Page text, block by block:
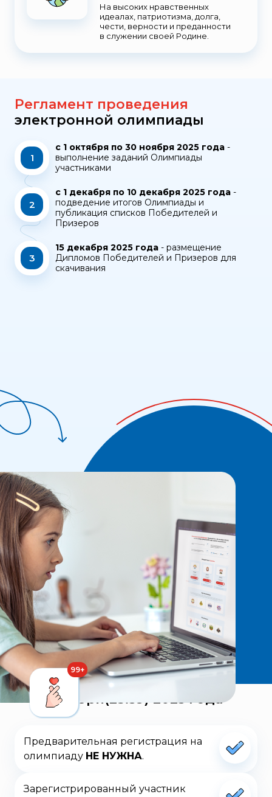
На высоких нравственных
идеалах, патриотизма, долга,
чести, верности и преданности
в служении своей Родине.
Регламент проведения
электронной олимпиады
1
с 1 октября по 30 ноября 2025 года -
выполнение заданий Олимпиады
участниками
2
с 1 декабря по 10 декабря 2025 года -
подведение итогов Олимпиады и
публикация списков Победителей и
Призеров
3
15 декабря 2025 года - размещение
Дипломов Победителей и Призеров для
скачивания
Электронная олимпиада
проводится
с 01 октября (00:01) по 30
ноября(23:59) 2025 года
Предварительная регистрация на
олимпиаду НЕ НУЖНА.
Зарегистрированный участник